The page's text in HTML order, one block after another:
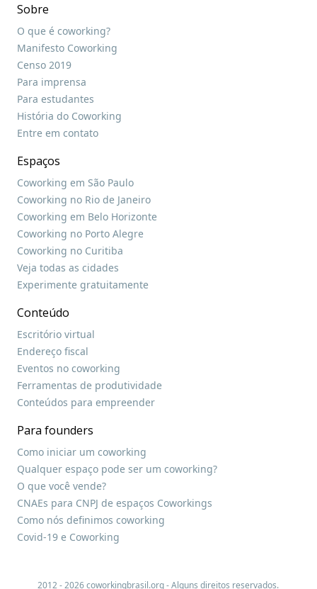
Sobre
O que é coworking?
Manifesto Coworking
Censo 2019
Para imprensa
Para estudantes
História do Coworking
Entre em contato
Espaços
Coworking em São Paulo
Coworking no Rio de Janeiro
Coworking em Belo Horizonte
Coworking no Porto Alegre
Coworking no Curitiba
Veja todas as cidades
Experimente gratuitamente
Conteúdo
Escritório virtual
Endereço fiscal
Eventos no coworking
Ferramentas de produtividade
Conteúdos para empreender
Para founders
Como iniciar um coworking
Qualquer espaço pode ser um coworking?
O que você vende?
CNAEs para CNPJ de espaços Coworkings
Como nós definimos coworking
Covid-19 e Coworking
2012 - 2026 coworkingbrasil.org - Alguns direitos reservados.